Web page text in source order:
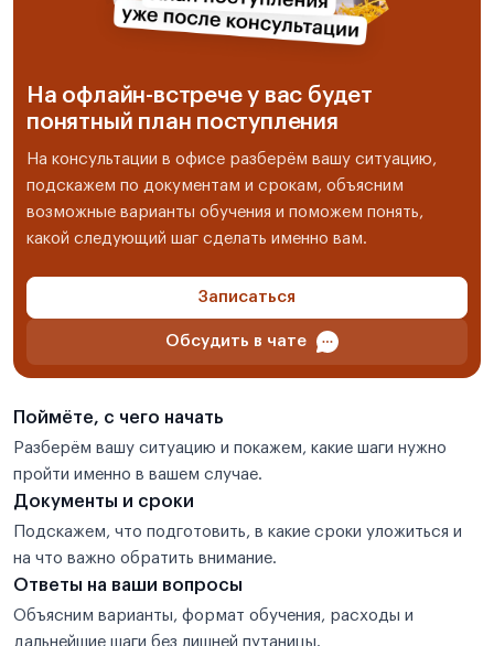
На офлайн-встрече у вас будет
понятный план поступления
На консультации в офисе разберём вашу ситуацию,
подскажем по документам и срокам, объясним
возможные варианты обучения и поможем понять,
какой следующий шаг сделать именно вам.
Записаться
Обсудить в чате
Поймёте, с чего начать
Разберём вашу ситуацию и покажем, какие шаги нужно
пройти именно в вашем случае.
Документы и сроки
Подскажем, что подготовить, в какие сроки уложиться и
на что важно обратить внимание.
Ответы на ваши вопросы
Объясним варианты, формат обучения, расходы и
дальнейшие шаги без лишней путаницы.